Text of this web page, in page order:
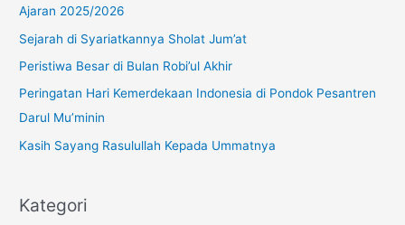
k
:
Ajaran 2025/2026
Sejarah di Syariatkannya Sholat Jum’at
Peristiwa Besar di Bulan Robi’ul Akhir
Peringatan Hari Kemerdekaan Indonesia di Pondok Pesantren
Darul Mu’minin
Kasih Sayang Rasulullah Kepada Ummatnya
Kategori